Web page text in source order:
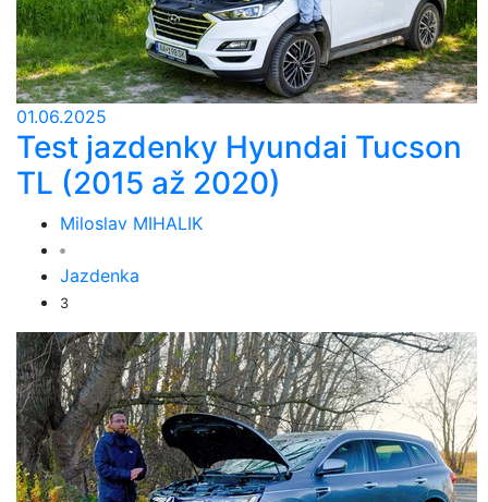
01.06.2025
Test jazdenky Hyundai Tucson
TL (2015 až 2020)
Miloslav MIHALIK
Jazdenka
3